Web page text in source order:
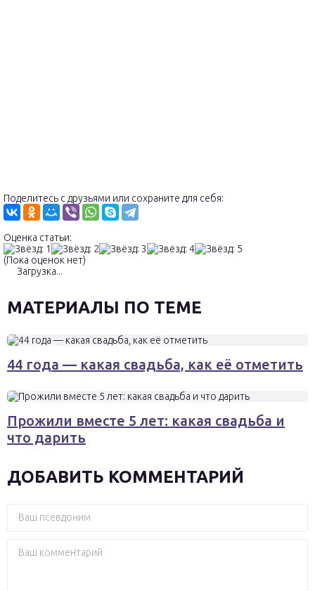
Поделитесь с друзьями или сохраните для себя:
Оценка статьи:
(Пока оценок нет)
Загрузка...
МАТЕРИАЛЫ ПО ТЕМЕ
44 года — какая свадьба, как её отметить
Прожили вместе 5 лет: какая свадьба и
что дарить
ДОБАВИТЬ КОММЕНТАРИЙ